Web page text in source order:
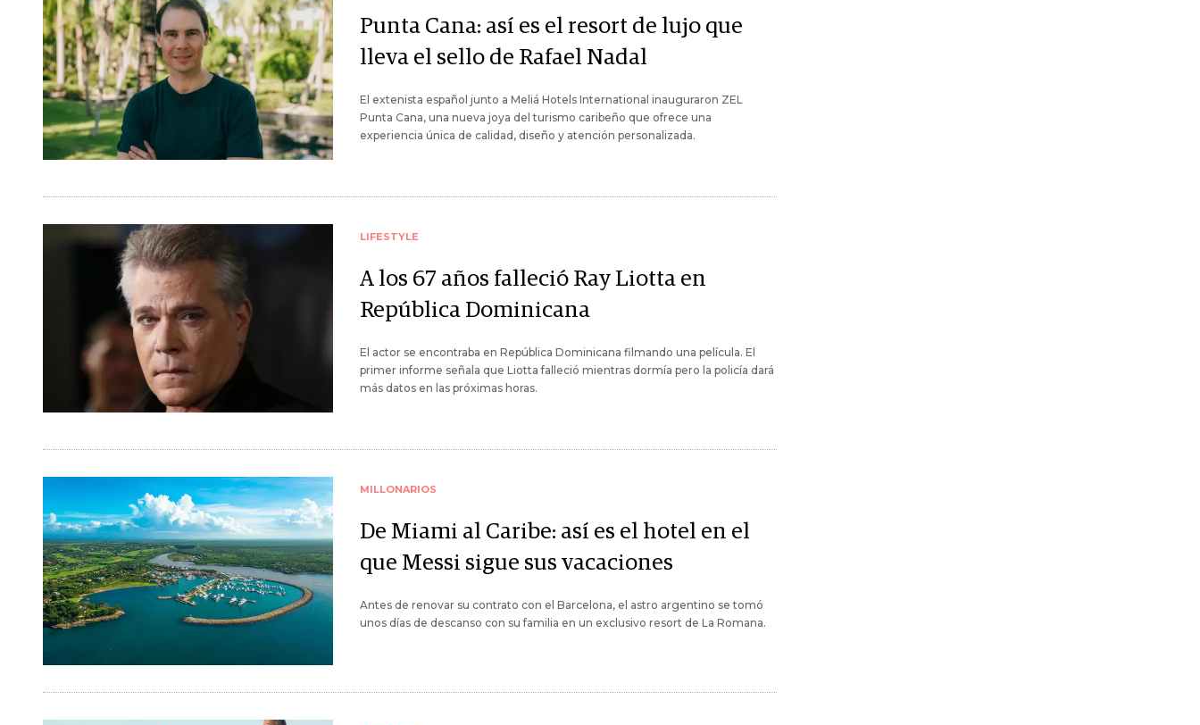
Punta Cana: así es el resort de lujo que
lleva el sello de Rafael Nadal
El extenista español junto a Meliá Hotels International inauguraron ZEL
Punta Cana, una nueva joya del turismo caribeño que ofrece una
experiencia única de calidad, diseño y atención personalizada.
LIFESTYLE
A los 67 años falleció Ray Liotta en
República Dominicana
El actor se encontraba en República Dominicana filmando una película. El
primer informe señala que Liotta falleció mientras dormía pero la policía dará
más datos en las próximas horas.
MILLONARIOS
De Miami al Caribe: así es el hotel en el
que Messi sigue sus vacaciones
Antes de renovar su contrato con el Barcelona, el astro argentino se tomó
unos días de descanso con su familia en un exclusivo resort de La Romana.